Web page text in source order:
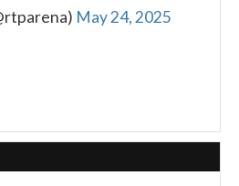
May 24, 2025